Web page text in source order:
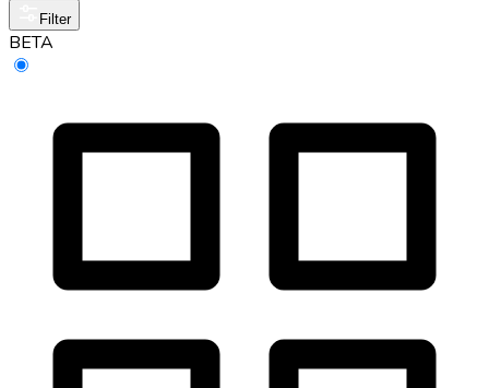
Filter
BETA